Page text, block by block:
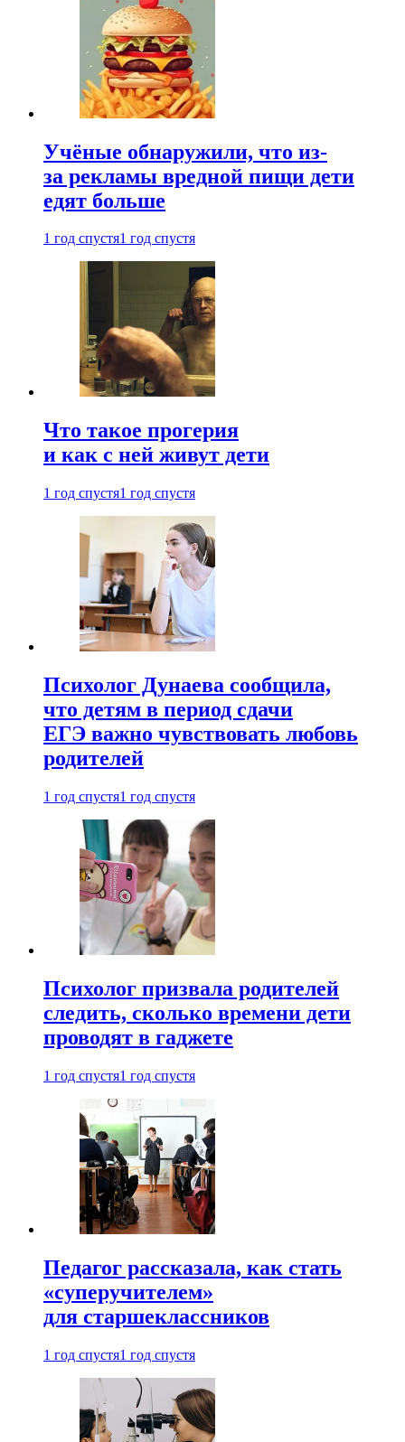
Учёные обнаружили, что из-
за рекламы вредной пищи дети
едят больше
1 год спустя1 год спустя
Что такое прогерия
и как с ней живут дети
1 год спустя1 год спустя
Психолог Дунаева сообщила,
что детям в период сдачи
ЕГЭ важно чувствовать любовь
родителей
1 год спустя1 год спустя
Психолог призвала родителей
следить, сколько времени дети
проводят в гаджете
1 год спустя1 год спустя
Педагог рассказала, как стать
«суперучителем»
для старшеклассников
1 год спустя1 год спустя